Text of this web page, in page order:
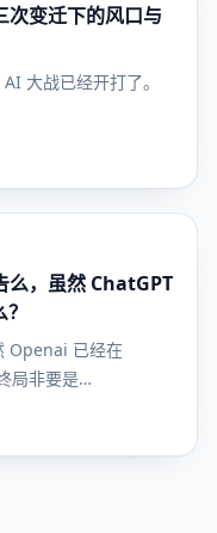
次变迁下的风口与
大战已经开打了。
么，虽然 ChatGPT
Openai 已经在
局非要是…